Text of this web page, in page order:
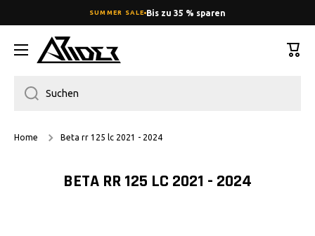
DIREKT ZUM INHALT
SUMMER SALE Bis zu 35 % sparen
Suchen
Home Beta rr 125 lc 2021 - 2024
BETA RR 125 LC 2021 - 2024